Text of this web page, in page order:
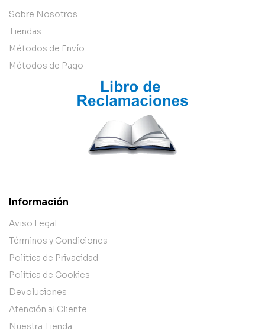
Sobre Nosotros
Tiendas
Métodos de Envío
Métodos de Pago
Información
Aviso Legal
Términos y Condiciones
Política de Privacidad
Política de Cookies
Devoluciones
Atención al Cliente
Nuestra Tienda